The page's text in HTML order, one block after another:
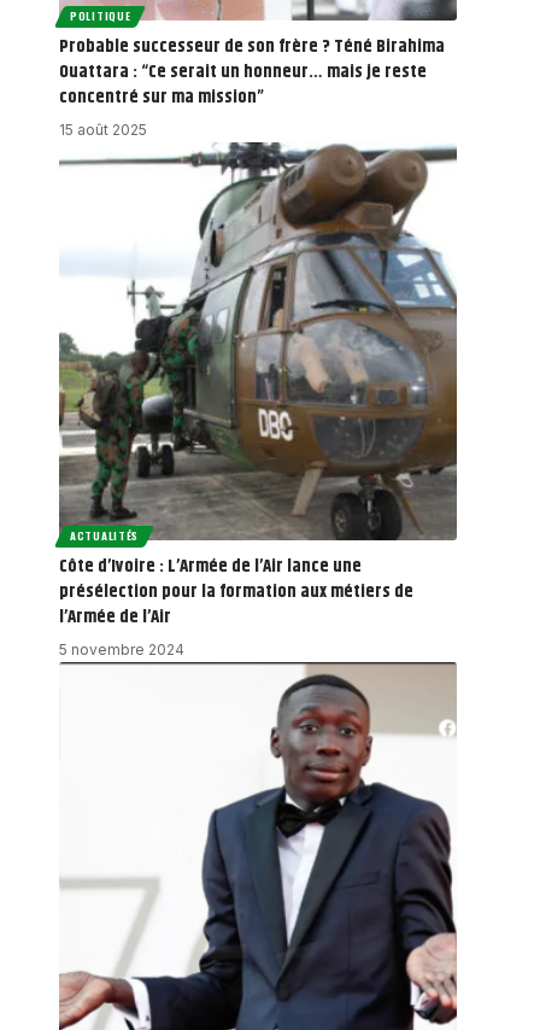
POLITIQUE
Probable successeur de son frère ? Téné Birahima
Ouattara : “Ce serait un honneur… mais je reste
concentré sur ma mission”
15 août 2025
ACTUALITÉS
Côte d’Ivoire : L’Armée de l’Air lance une
présélection pour la formation aux métiers de
l’Armée de l’Air
5 novembre 2024